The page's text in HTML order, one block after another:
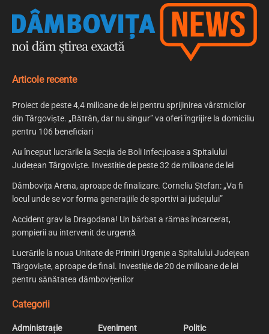
Articole recente
Proiect de peste 4,4 milioane de lei pentru sprijinirea vârstnicilor
din Târgoviște. „Bătrân, dar nu singur” va oferi îngrijire la domiciliu
pentru 106 beneficiari
Au început lucrările la Secția de Boli Infecțioase a Spitalului
Județean Târgoviște. Investiție de peste 32 de milioane de lei
Dâmbovița Arena, aproape de finalizare. Corneliu Ștefan: „Va fi
locul unde se vor forma generațiile de sportivi ai județului”
Accident grav la Dragodana! Un bărbat a rămas încarcerat,
pompierii au intervenit de urgență
Lucrările la noua Unitate de Primiri Urgențe a Spitalului Județean
Târgoviște, aproape de final. Investiție de 20 de milioane de lei
pentru sănătatea dâmbovițenilor
Categorii
Administrație Eveniment Politic